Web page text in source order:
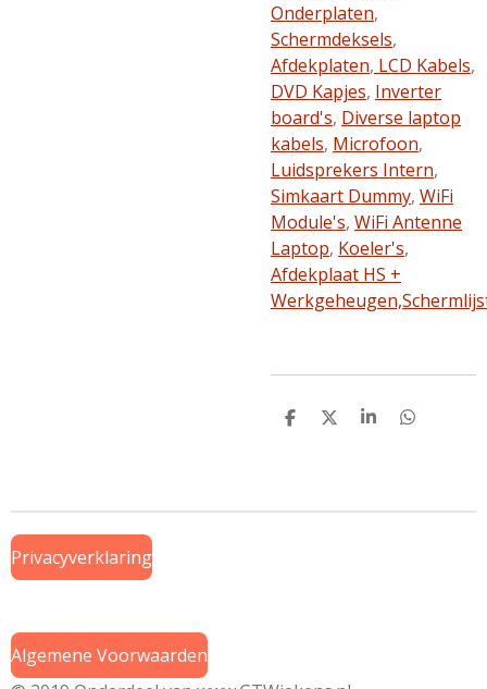
Onderplaten,
Schermdeksels,
Afdekplaten, LCD Kabels,
DVD Kapjes, Inverter
board's, Diverse laptop
kabels, Microfoon,
Luidsprekers Intern,
Simkaart Dummy, WiFi
Module's, WiFi Antenne
Laptop, Koeler's,
Afdekplaat HS +
Werkgeheugen,
D
D
S
D
Privacyverklaring
Algemene Voorwaarden